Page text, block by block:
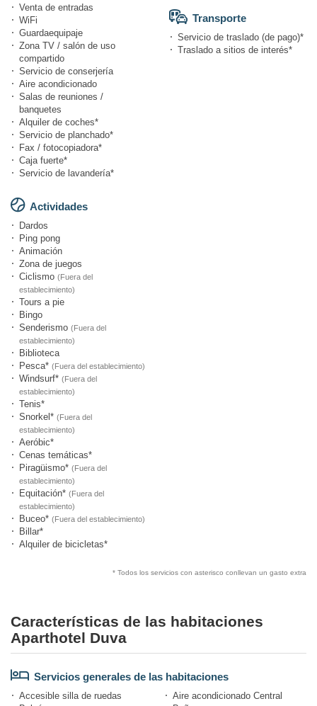
Venta de entradas
WiFi
Guardaequipaje
Zona TV / salón de uso
compartido
Servicio de conserjería
Aire acondicionado
Salas de reuniones /
banquetes
Alquiler de coches*
Servicio de planchado*
Fax / fotocopiadora*
Caja fuerte*
Servicio de lavandería*
Actividades
Dardos
Ping pong
Animación
Zona de juegos
Ciclismo (Fuera del
establecimiento)
Tours a pie
Bingo
Senderismo (Fuera del
establecimiento)
Biblioteca
Pesca* (Fuera del establecimiento)
Windsurf* (Fuera del
establecimiento)
Tenis*
Snorkel* (Fuera del
establecimiento)
Aeróbic*
Cenas temáticas*
Piragüismo* (Fuera del
establecimiento)
Equitación* (Fuera del
establecimiento)
Buceo* (Fuera del establecimiento)
Billar*
Alquiler de bicicletas*
Transporte
Servicio de traslado (de pago)*
Traslado a sitios de interés*
* Todos los servicios con asterisco conllevan un gasto extra
Características de las habitaciones
Aparthotel Duva
Servicios generales de las habitaciones
Accesible silla de ruedas
Aire acondicionado Central